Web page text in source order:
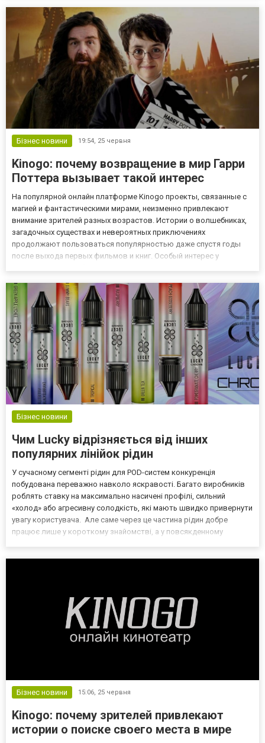
Бізнес новини 19:54, 25 червня
Kinogo: почему возвращение в мир Гарри
Поттера вызывает такой интерес
На популярной онлайн платформе Kinogo проекты, связанные с
магией и фантастическими мирами, неизменно привлекают
внимание зрителей разных возрастов. Истории о волшебниках,
загадочных существах и невероятных приключениях
продолжают пользоваться популярностью даже спустя годы
после выхода первых фильмов и книг. Особый интерес у
на известных лит...
Бізнес новини
Чим Lucky відрізняється від інших
популярних лінійок рідин
У сучасному сегменті рідин для POD-систем конкуренція
побудована переважно навколо яскравості. Багато виробників
роблять ставку на максимально насичені профілі, сильний
«холод» або агресивну солодкість, які мають швидко привернути
увагу користувача. Але саме через це частина рідин добре
працює лише у короткому знайомстві, а у повсякденному
Бізнес новини 15:06, 25 червня
Kinogo: почему зрителей привлекают
истории о поиске своего места в мире